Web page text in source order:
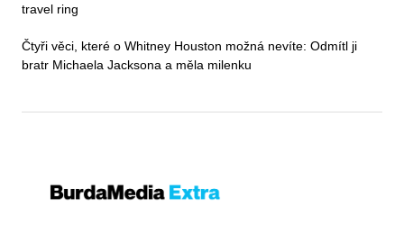
travel ring
Čtyři věci, které o Whitney Houston možná nevíte: Odmítl ji
bratr Michaela Jacksona a měla milenku